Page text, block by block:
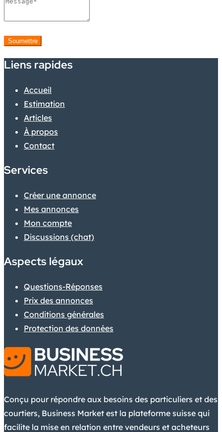
Soumettre
Liens rapides
Accueil
Estimation
Articles
À propos
Contact
Services
Créer une annonce
Mes annonces
Mon compte
Discussions (chat)
Aspects légaux
Questions-Réponses
Prix des annonces
Conditions générales
Protection des données
Conçu pour répondre aux besoins des particuliers et des
courtiers, Business Market est la plateforme suisse qui
facilite la mise en relation entre vendeurs et acheteurs